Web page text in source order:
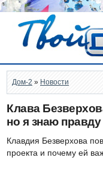
Дом-2 » Новости
Клава
но я знаю правду
Клавдия Безверхова
проекта и почему ей